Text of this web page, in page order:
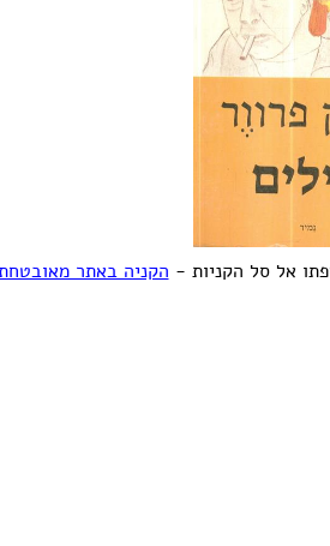
אל סל הקניות - הקניה באתר